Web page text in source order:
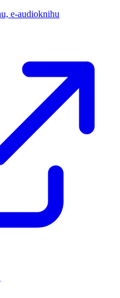
e-audioknihu